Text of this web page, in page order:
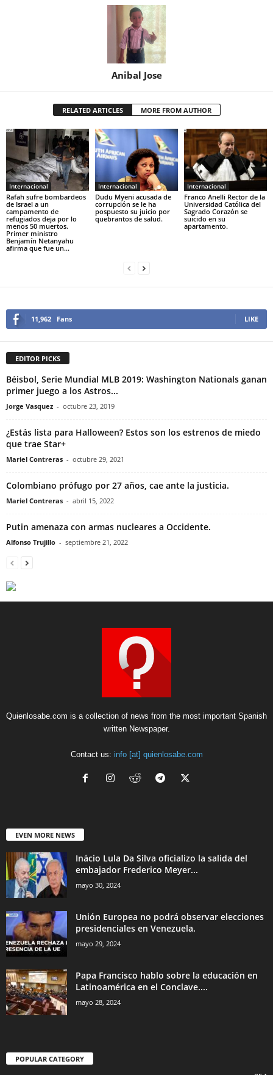
Anibal Jose
RELATED ARTICLES MORE FROM AUTHOR
Internacional
Rafah sufre bombardeos
de Israel a un
campamento de
refugiados deja por lo
menos 50 muertos.
Primer ministro
Benjamín Netanyahu
afirma que fue un...
Internacional
Dudu Myeni acusada de
corrupción se le ha
pospuesto su juicio por
quebrantos de salud.
Internacional
Franco Anelli Rector de la
Universidad Católica del
Sagrado Corazón se
suicido en su
apartamento.
11,962 Fans LIKE
EDITOR PICKS
Béisbol, Serie Mundial MLB 2019: Washington Nationals ganan
primer juego a los Astros...
Jorge Vasquez - octubre 23, 2019
¿Estás lista para Halloween? Estos son los estrenos de miedo
que trae Star+
Mariel Contreras - octubre 29, 2021
Colombiano prófugo por 27 años, cae ante la justicia.
Mariel Contreras - abril 15, 2022
Putin amenaza con armas nucleares a Occidente.
Alfonso Trujillo - septiembre 21, 2022
Quienlosabe.com is a collection of news from the most important Spanish
written Newspaper.
Contact us: info [at] quienlosabe.com
EVEN MORE NEWS
Inácio Lula Da Silva oficializo la salida del
embajador Frederico Meyer...
mayo 30, 2024
Unión Europea no podrá observar elecciones
presidenciales en Venezuela.
mayo 29, 2024
Papa Francisco hablo sobre la educación en
Latinoamérica en el Conclave....
mayo 28, 2024
POPULAR CATEGORY